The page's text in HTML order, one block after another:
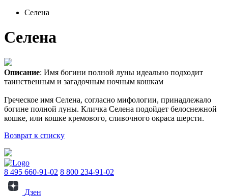
Селена
Селена
Описание: Имя богини полной луны идеально подходит
таинственным и загадочным ночным кошкам
Греческое имя Селена, согласно мифологии, принадлежало
богине полной луны. Кличка Селена подойдет белоснежной
кошке, или кошке кремового, сливочного окраса шерсти.
Возврат к списку
8 495 660-91-02 8 800 234-91-02
Дзен